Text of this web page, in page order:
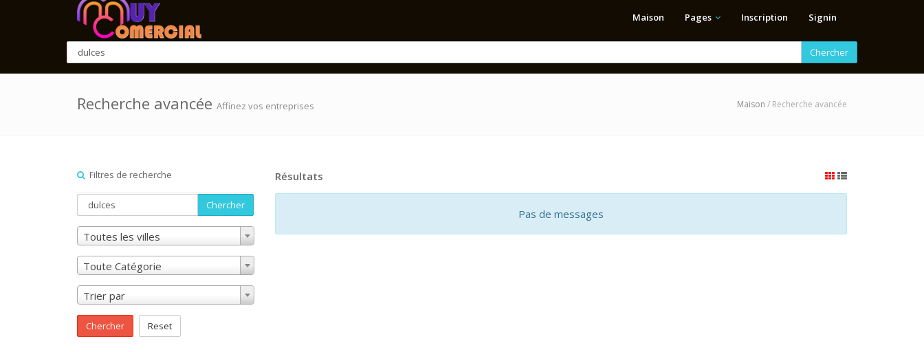
Maison Pages Inscription Signin
Chercher
Recherche avancée Affinez vos entreprises Maison / Recherche avancée
Filtres de recherche
Chercher
Toutes les villes
Toute Catégorie
Trier par
Chercher Reset
Résultats
Pas de messages